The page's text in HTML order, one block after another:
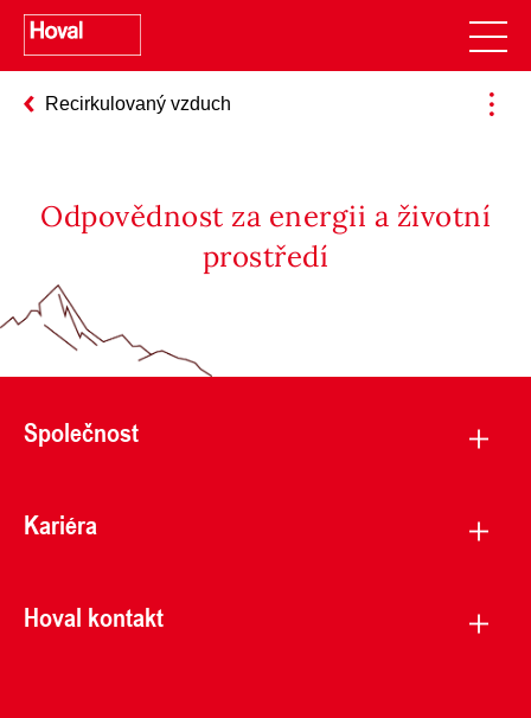
Recirkulovaný vzduch
Odpovědnost za energii a životní
prostředí
Společnost
Kariéra
Hoval kontakt